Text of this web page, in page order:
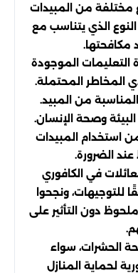
مختلفة من المبيدات
النوع الذي يتناسب مع
مكافحتها.
التعليمات الموجودة
المخاطر المحتملة.
من المبيد.
وصحة الإنسان.
استخدام المبيدات
الضرورة.
في الكافوري
للتوجيهات، ونجحوا
دون التأثير على
الحشرات، سواء
لحماية المنازل